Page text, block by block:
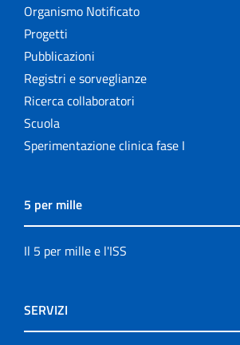
Organismo Notificato
Progetti
Pubblicazioni
Registri e sorveglianze
Ricerca collaboratori
Scuola
Sperimentazione clinica fase I
5 per mille
Il 5 per mille e l'ISS
SERVIZI